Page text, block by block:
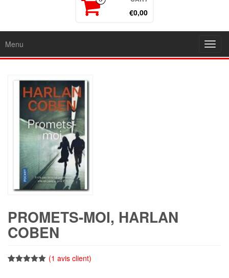
€0,00
Menu
PROMETS-MOI, HARLAN
COBEN
(1 avis client)